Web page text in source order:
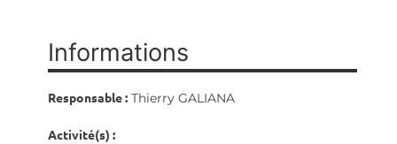
Informations
Responsable :Thierry GALIANA
Activité(s) :